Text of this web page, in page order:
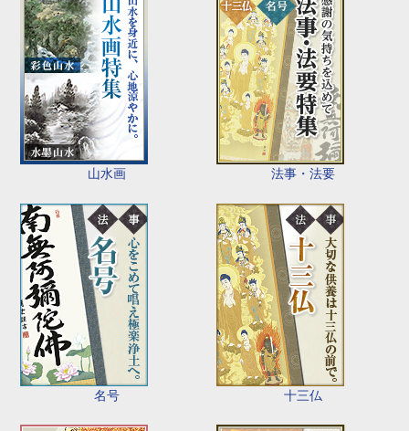
山水画 法事・法要
名号 十三仏